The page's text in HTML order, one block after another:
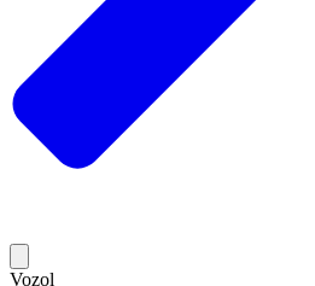
Vozol